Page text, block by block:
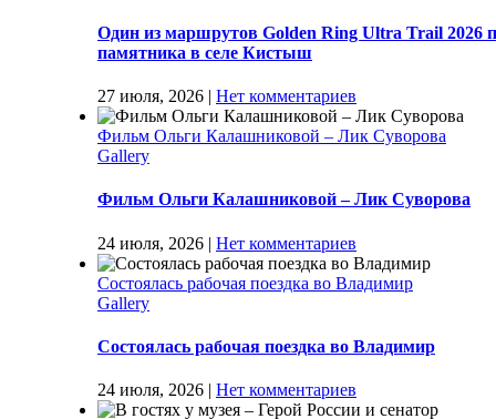
Один из маршрутов Golden Ring Ultra Trail 2026
памятника в селе Кистыш
27 июля, 2026 | Нет комментариев
Фильм Ольги Калашниковой – Лик Суворова
Gallery
Фильм Ольги Калашниковой – Лик Суворова
24 июля, 2026 | Нет комментариев
Состоялась рабочая поездка во Владимир
Gallery
Состоялась рабочая поездка во Владимир
24 июля, 2026 | Нет комментариев